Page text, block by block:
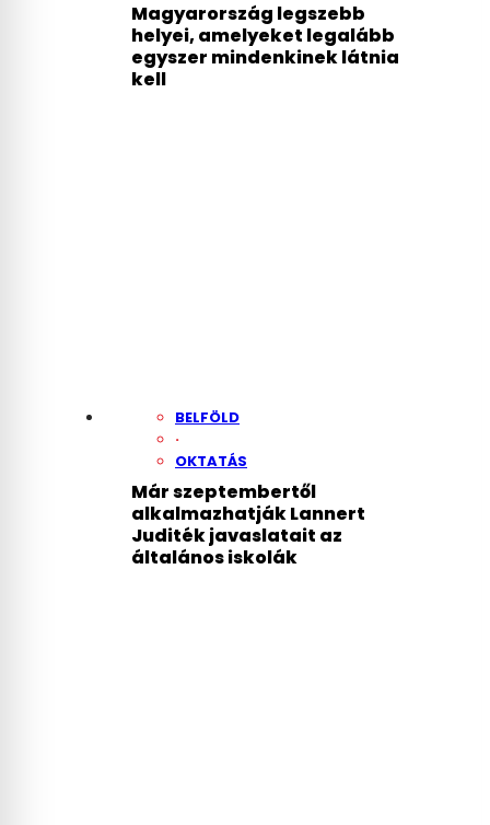
Magyarország legszebb
helyei, amelyeket legalább
egyszer mindenkinek látnia
kell
BELFÖLD
·
OKTATÁS
Már szeptembertől
alkalmazhatják Lannert
Juditék javaslatait az
általános iskolák